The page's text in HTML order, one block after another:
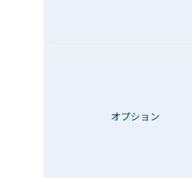
オプション